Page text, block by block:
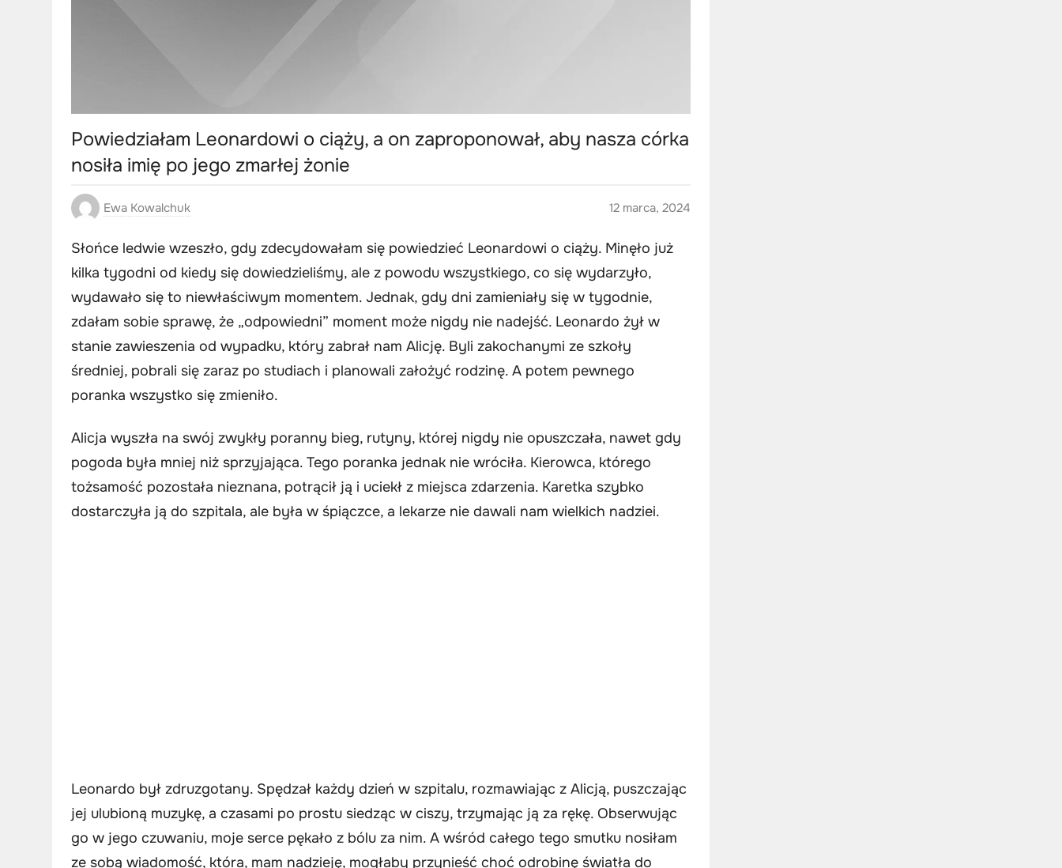
Powiedziałam Leonardowi o ciąży, a on zaproponował, aby nasza córka
nosiła imię po jego zmarłej żonie
Ewa Kowalchuk 12 marca, 2024
Słońce ledwie wzeszło, gdy zdecydowałam się powiedzieć Leonardowi o ciąży. Minęło już
kilka tygodni od kiedy się dowiedzieliśmy, ale z powodu wszystkiego, co się wydarzyło,
wydawało się to niewłaściwym momentem. Jednak, gdy dni zamieniały się w tygodnie,
zdałam sobie sprawę, że „odpowiedni” moment może nigdy nie nadejść. Leonardo żył w
stanie zawieszenia od wypadku, który zabrał nam Alicję. Byli zakochanymi ze szkoły
średniej, pobrali się zaraz po studiach i planowali założyć rodzinę. A potem pewnego
poranka wszystko się zmieniło.
Alicja wyszła na swój zwykły poranny bieg, rutyny, której nigdy nie opuszczała, nawet gdy
pogoda była mniej niż sprzyjająca. Tego poranka jednak nie wróciła. Kierowca, którego
tożsamość pozostała nieznana, potrącił ją i uciekł z miejsca zdarzenia. Karetka szybko
dostarczyła ją do szpitala, ale była w śpiączce, a lekarze nie dawali nam wielkich nadziei.
Leonardo był zdruzgotany. Spędzał każdy dzień w szpitalu, rozmawiając z Alicją, puszczając
jej ulubioną muzykę, a czasami po prostu siedząc w ciszy, trzymając ją za rękę. Obserwując
go w jego czuwaniu, moje serce pękało z bólu za nim. A wśród całego tego smutku nosiłam
ze sobą wiadomość, która, mam nadzieję, mogłaby przynieść choć odrobinę światła do